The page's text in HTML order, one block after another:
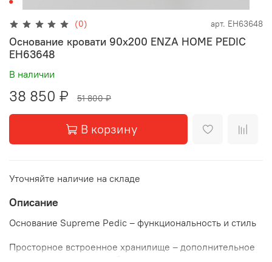
(0) арт. EH63648
Основание кровати 90x200 ENZA HOME PEDIC
EH63648
В наличии
38 850 ₽ 51 800 ₽
В корзину
Уточняйте наличие на складе
Описание
Основание Supreme Pedic – функциональность и стиль
Просторное встроенное хранилище – дополнительное